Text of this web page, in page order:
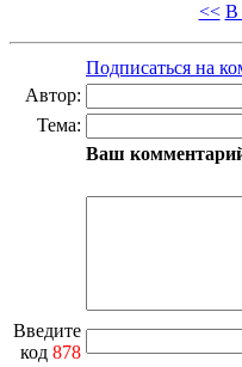
<< В
Подписаться на
Автор:
Тема:
Ваш
Введите
код 878